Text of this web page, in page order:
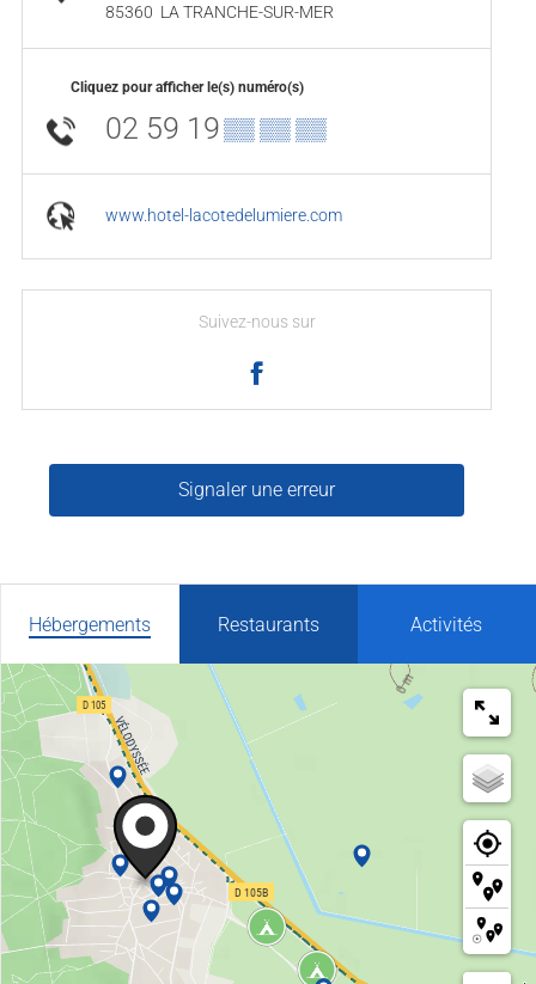
85360 LA TRANCHE-SUR-MER
Cliquez pour afficher le(s) numéro(s)
02 59 19▒▒ ▒▒ ▒▒
www.hotel-lacotedelumiere.com
Suivez-nous sur
Signaler une erreur
Hébergements Restaurants Activités